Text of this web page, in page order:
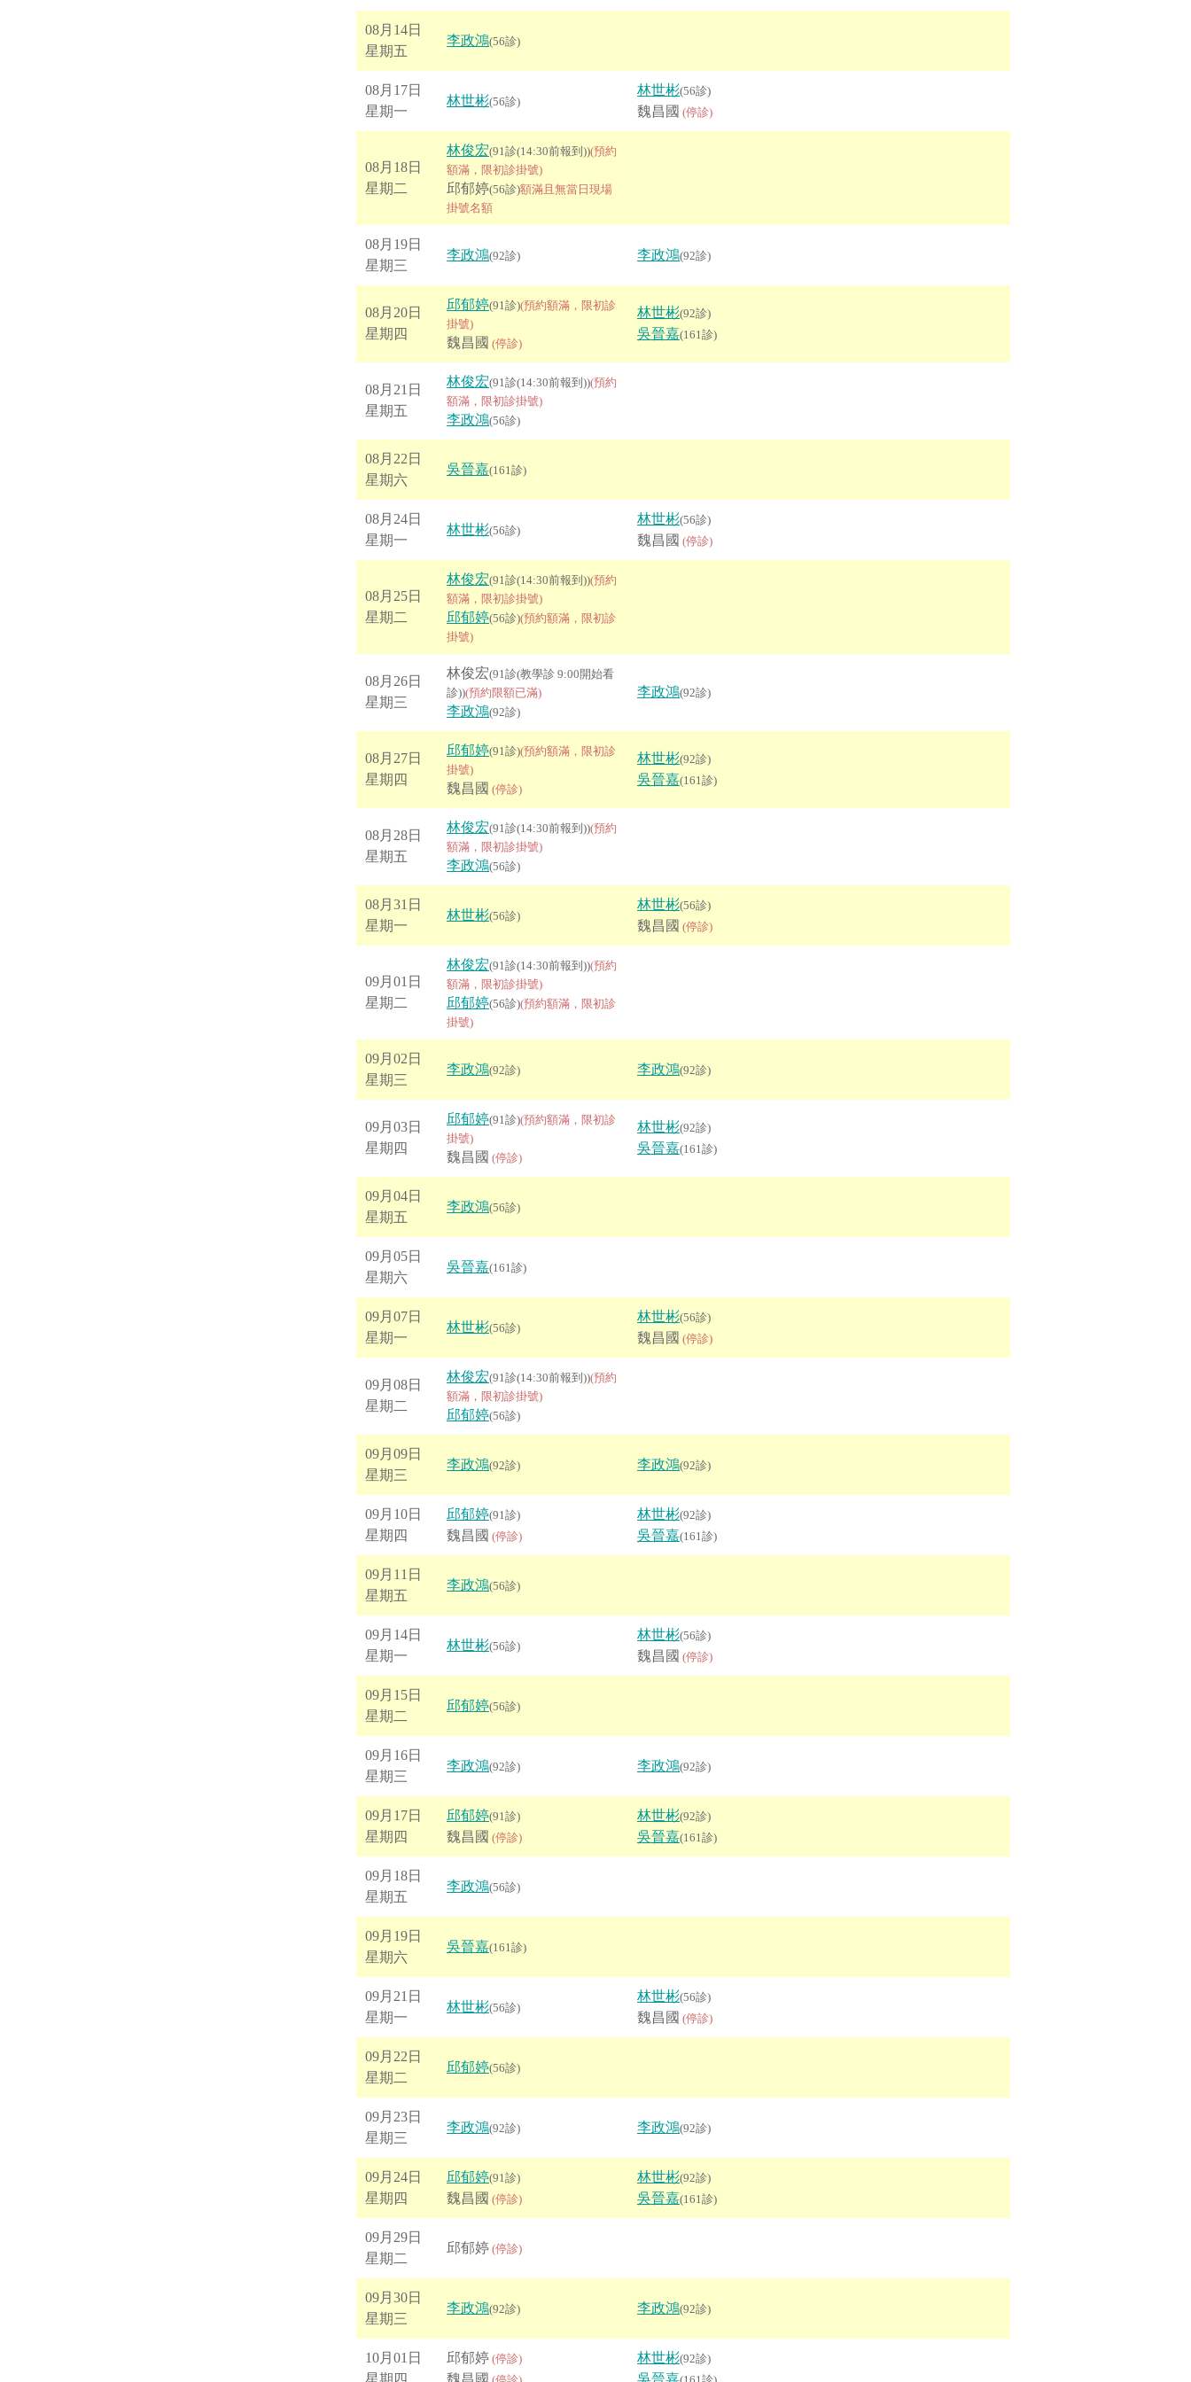
08月14日
星期五
李政鴻(56診)
08月17日
星期一
林世彬(56診)
林世彬(56診)
魏昌國 (停診)
08月18日
星期二
林俊宏(91診(14:30前報到))(預約
額滿，限初診掛號)
邱郁婷(56診)額滿且無當日現場
掛號名額
08月19日
星期三
李政鴻(92診) 李政鴻(92診)
08月20日
星期四
邱郁婷(91診)(預約額滿，限初診
掛號)
魏昌國 (停診)
林世彬(92診)
吳晉嘉(161診)
08月21日
星期五
林俊宏(91診(14:30前報到))(預約
額滿，限初診掛號)
李政鴻(56診)
08月22日
星期六
吳晉嘉(161診)
08月24日
星期一
林世彬(56診)
林世彬(56診)
魏昌國 (停診)
08月25日
星期二
林俊宏(91診(14:30前報到))(預約
額滿，限初診掛號)
邱郁婷(56診)(預約額滿，限初診
掛號)
08月26日
星期三
林俊宏(91診(教學診 9:00開始看
診))(預約限額已滿)
李政鴻(92診)
李政鴻(92診)
08月27日
星期四
邱郁婷(91診)(預約額滿，限初診
掛號)
魏昌國 (停診)
林世彬(92診)
吳晉嘉(161診)
08月28日
星期五
林俊宏(91診(14:30前報到))(預約
額滿，限初診掛號)
李政鴻(56診)
08月31日
星期一
林世彬(56診)
林世彬(56診)
魏昌國 (停診)
09月01日
星期二
林俊宏(91診(14:30前報到))(預約
額滿，限初診掛號)
邱郁婷(56診)(預約額滿，限初診
掛號)
09月02日
星期三
李政鴻(92診) 李政鴻(92診)
09月03日
星期四
邱郁婷(91診)(預約額滿，限初診
掛號)
魏昌國 (停診)
林世彬(92診)
吳晉嘉(161診)
09月04日
星期五
李政鴻(56診)
09月05日
星期六
吳晉嘉(161診)
09月07日
星期一
林世彬(56診)
林世彬(56診)
魏昌國 (停診)
09月08日
星期二
林俊宏(91診(14:30前報到))(預約
額滿，限初診掛號)
邱郁婷(56診)
09月09日
星期三
李政鴻(92診) 李政鴻(92診)
09月10日
星期四
邱郁婷(91診)
魏昌國 (停診)
林世彬(92診)
吳晉嘉(161診)
09月11日
星期五
李政鴻(56診)
09月14日
星期一
林世彬(56診)
林世彬(56診)
魏昌國 (停診)
09月15日
星期二
邱郁婷(56診)
09月16日
星期三
李政鴻(92診) 李政鴻(92診)
09月17日
星期四
邱郁婷(91診)
魏昌國 (停診)
林世彬(92診)
吳晉嘉(161診)
09月18日
星期五
李政鴻(56診)
09月19日
星期六
吳晉嘉(161診)
09月21日
星期一
林世彬(56診)
林世彬(56診)
魏昌國 (停診)
09月22日
星期二
邱郁婷(56診)
09月23日
星期三
李政鴻(92診) 李政鴻(92診)
09月24日
星期四
邱郁婷(91診)
魏昌國 (停診)
林世彬(92診)
吳晉嘉(161診)
09月29日
星期二
邱郁婷 (停診)
09月30日
星期三
李政鴻(92診) 李政鴻(92診)
10月01日
星期四
邱郁婷 (停診)
魏昌國
林世彬(92診)
吳晉嘉